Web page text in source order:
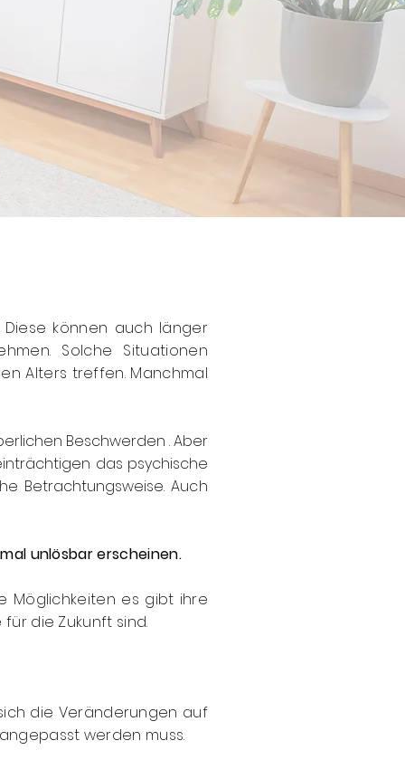
können auch länger
Solche Situationen
Alters treffen. Manchmal
Beschwerden . Aber
das psychische
Betrachtungsweise. Auch
unlösbar erscheinen.
Möglichkeiten es gibt ihre
die Zukunft sind.
die Veränderungen auf
werden muss.